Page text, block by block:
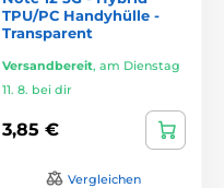
TPU/PC Handyhülle -
Transparent
Versandbereit, am Dienstag
11. 8. bei dir
3,85 €
Vergleichen